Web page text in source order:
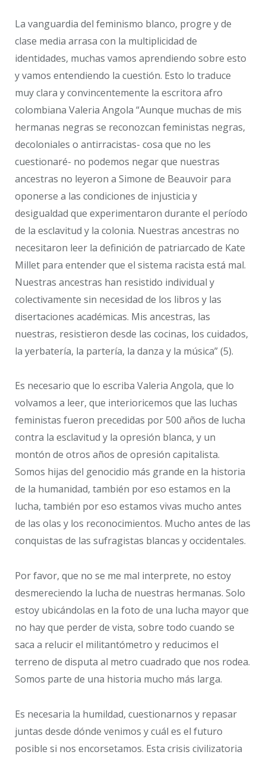
La vanguardia del feminismo blanco, progre y de
clase media arrasa con la multiplicidad de
identidades, muchas vamos aprendiendo sobre esto
y vamos entendiendo la cuestión. Esto lo traduce
muy clara y convincentemente la escritora afro
colombiana Valeria Angola “Aunque muchas de mis
hermanas negras se reconozcan feministas negras,
decoloniales o antirracistas- cosa que no les
cuestionaré- no podemos negar que nuestras
ancestras no leyeron a Simone de Beauvoir para
oponerse a las condiciones de injusticia y
desigualdad que experimentaron durante el período
de la esclavitud y la colonia. Nuestras ancestras no
necesitaron leer la definición de patriarcado de Kate
Millet para entender que el sistema racista está mal.
Nuestras ancestras han resistido individual y
colectivamente sin necesidad de los libros y las
disertaciones académicas. Mis ancestras, las
nuestras, resistieron desde las cocinas, los cuidados,
la yerbatería, la partería, la danza y la música” (5).
Es necesario que lo escriba Valeria Angola, que lo
volvamos a leer, que interioricemos que las luchas
feministas fueron precedidas por 500 años de lucha
contra la esclavitud y la opresión blanca, y un
montón de otros años de opresión capitalista.
Somos hijas del genocidio más grande en la historia
de la humanidad, también por eso estamos en la
lucha, también por eso estamos vivas mucho antes
de las olas y los reconocimientos. Mucho antes de las
conquistas de las sufragistas blancas y occidentales.
Por favor, que no se me mal interprete, no estoy
desmereciendo la lucha de nuestras hermanas. Solo
estoy ubicándolas en la foto de una lucha mayor que
no hay que perder de vista, sobre todo cuando se
saca a relucir el militantómetro y reducimos el
terreno de disputa al metro cuadrado que nos rodea.
Somos parte de una historia mucho más larga.
Es necesaria la humildad, cuestionarnos y repasar
juntas desde dónde venimos y cuál es el futuro
posible si nos encorsetamos. Esta crisis civilizatoria